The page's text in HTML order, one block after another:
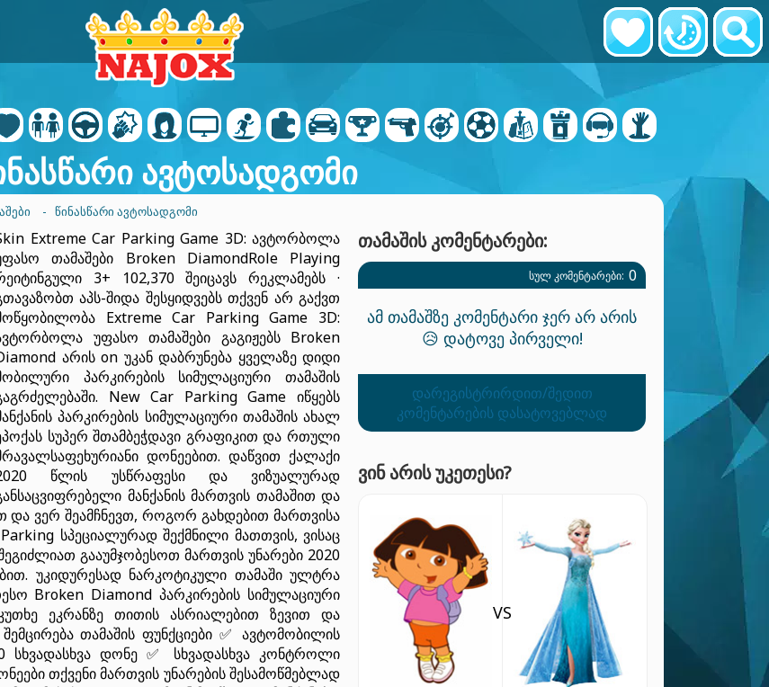
ავტოსადგომი
- ᲬᲘᲜᲐᲡᲬᲐᲠᲘ ᲐᲕᲢᲝᲡᲐᲓᲒᲝᲛᲘ
Extreme Car Parking Game 3D: ავტორბოლა
თამაშები Broken DiamondRole Playing
3+ 102,370 შეიცავს რეკლამებს ·
აპს-შიდა შესყიდვებს თქვენ არ გაქვთ
Extreme Car Parking Game 3D:
უფასო თამაშები გაგიჟებს Broken
არის on უკან დაბრუნება ყველაზე დიდი
პარკირების სიმულაციური თამაშის
New Car Parking Game იწყებს
პარკირების სიმულაციური თამაშის ახალ
სუპერ შთამბეჭდავი გრაფიკით და რთული
დონეებით. დაწვით ქალაქი
წლის უსწრაფესი და ვიზუალურად
მანქანის მართვის თამაშით და
და ვერ შეამჩნევთ, როგორ გახდებით მართვისა
სპეციალურად შექმნილი მათთვის, ვისაც
გააუმჯობესოთ მართვის უნარები 2020
უკიდურესად ნარკოტიკული თამაში ულტრა
Broken Diamond პარკირების სიმულაციური
ეკრანზე თითის ასრიალებით ზევით და
თამაშის ფუნქციები ✅ ავტომობილის
დონე ✅ სხვადასხვა კონტროლი
თქვენი მართვის უნარების შესამოწმებლად
ᲗᲐᲛᲐᲨᲘᲡ ᲙᲝᲛᲔᲜᲢᲐᲠᲔᲑᲘ:
ᲡᲣᲚ ᲙᲝᲛᲔᲜᲢᲐᲠᲔᲑᲘ: 0
ამ თამაშზე კომენტარი ჯერ არ არის
😥 დატოვე პირველი!
დარეგისტრირდით/შედით
კომენტარების დასატოვებლად
ᲕᲘᲜ ᲐᲠᲘᲡ ᲣᲙᲔᲗᲔᲡᲘ?
VS